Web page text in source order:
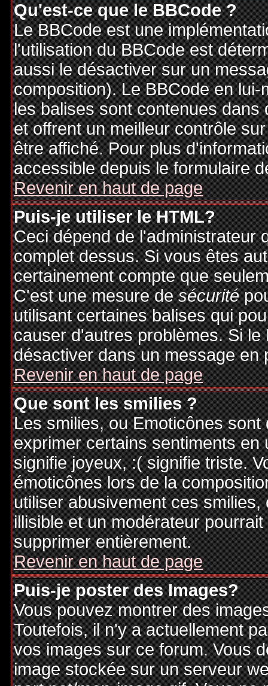
Qu'est-ce que le BBCode ?
Le BBCode est une
l'utilisation du BBCode est
aussi le désactiver sur un
composition). Le BBCode en
les balises sont contenues
et offrent un meilleur contrôle
être affiché. Pour plus
accessible depuis le formulaire
Revenir en haut de page
Puis-je utiliser le HTML?
Ceci dépend de l'administrateur
complet dessus. Si vous êtes
certainement compte que
C'est une mesure desécurité
utilisant certaines balises qui
causer d'autres problèmes. Si
désactiver dans un message en
Revenir en haut de page
Que sont les smilies ?
Les smilies, ou Emoticônes
exprimer certains sentiments
signifie joyeux, :( signifie triste.
émoticônes lors de la
utiliser abusivement ces
illisible et un modérateur
supprimer entièrement.
Revenir en haut de page
Puis-je poster des Images?
Vous pouvez montrer des
Toutefois, il n'y a actuellement
vos images sur ce forum. Vous
image stockée sur un serveur